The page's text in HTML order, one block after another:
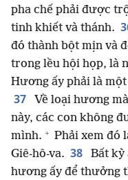
pha chế phải được
tinh khiết và thánh.
đó thành bột mịn và
trong lều hội họp, là
Hương ấy phải là
37
Về loại hương
này, các con không
mình. + Phải xem đó
Giê-hô-va. 38
Bất kỳ
hương ấy để thưởng